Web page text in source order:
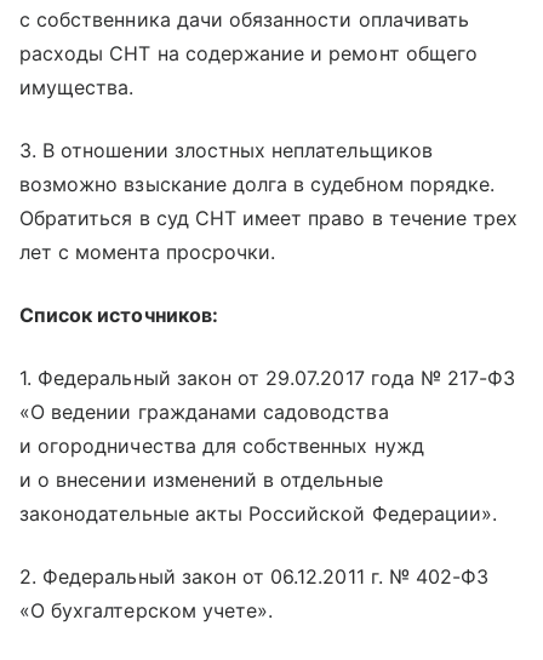
с собственника дачи обязанности оплачивать
расходы СНТ на содержание и ремонт общего
имущества.
3. В отношении злостных неплательщиков
возможно взыскание долга в судебном порядке.
Обратиться в суд СНТ имеет право в течение трех
лет с момента просрочки.
Список источников:
1. Федеральный закон от 29.07.2017 года № 217-ФЗ
«О ведении гражданами садоводства
и огородничества для собственных нужд
и о внесении изменений в отдельные
законодательные акты Российской Федерации».
2. Федеральный закон от 06.12.2011 г. № 402-ФЗ
«О бухгалтерском учете».